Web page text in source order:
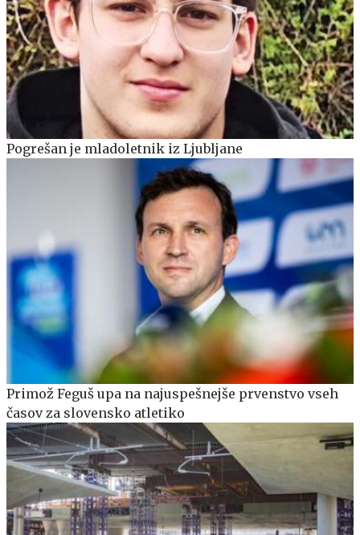
Pogrešan je mladoletnik iz Ljubljane
Primož Feguš upa na najuspešnejše prvenstvo vseh
časov za slovensko atletiko